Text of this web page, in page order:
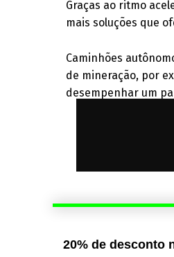
Graças ao ritmo
mais soluções que
Caminhões
de mineração, por
desempenhar um
20% de desconto